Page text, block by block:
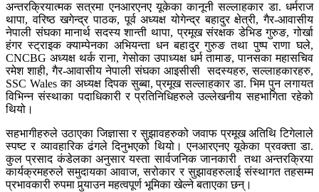
अन्तरक्रियात्मक सत्रमा एनआरएनए यूकेका कानूनी सल्लाहकार डा. धर्मराज
थापा, वरिष्ठ खगेन्द्र पाठक, पूर्व अध्यक्ष योगेन्द्र बहादुर क्षेत्री, गैर-आवासीय
नेपाली संघका मानार्थ सदस्य शान्ती थापा, प्रमूख संरक्षक डेभिड गुरुङ, गोर्खा
हंगर स्ट्राइक क्याम्पेनका अभियन्ता धन बहादुर गुरुङ तथा पुष्प राणा घले,
CNCBG अध्यक्ष थर्क राना, गेसोका उपाध्यक्ष धर्म तामाङ, पानसका महासचिव
रमेश शाही, गैर-आवासीय नेपाली संघका आइसीसी सदस्यहरु, सल्लाहकारहरु,
SSC Wales का अध्यक्ष दिपक सुब्बा, प्रमूख सल्लाहकार डा. भिम पुन लगायत
विभिन्न संस्थाका पदाधिकारी र प्रतिनिधिहरुले उल्लेखनीय सहभागिता रहेको
थियो।
सहभागीहरुले उठाएका जिज्ञासा र सुझावहरुको जवाफ प्रमूख अतिथि टिगेलाले
स्पष्ट र व्यावहारिक ढंगले दिनुभएको थियो। एनआरएनए यूकेका प्रवक्ता डा.
कुल प्रसाद कंडेलका अनुसार यस्ता सार्वजनिक जानकारी तथा अन्तरक्रिया
कार्यक्रमहरुले समुदायका आवाज, सरोकार र सुझावहरुलाई संस्थागत तहसम्म
प्रभावकारी रुपमा पुर्‍याउन महत्वपूर्ण भूमिका खेल्ने बताएका छन्।